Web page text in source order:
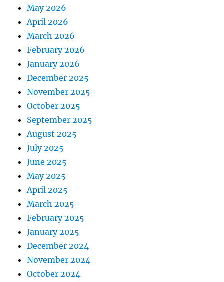
May 2026
April 2026
March 2026
February 2026
January 2026
December 2025
November 2025
October 2025
September 2025
August 2025
July 2025
June 2025
May 2025
April 2025
March 2025
February 2025
January 2025
December 2024
November 2024
October 2024